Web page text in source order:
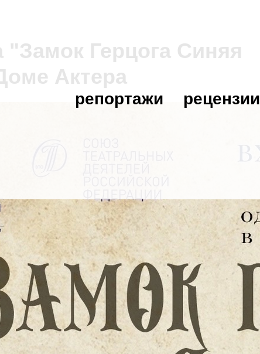
репортажи рецензии
"Замок Герцога Синяя
Актера